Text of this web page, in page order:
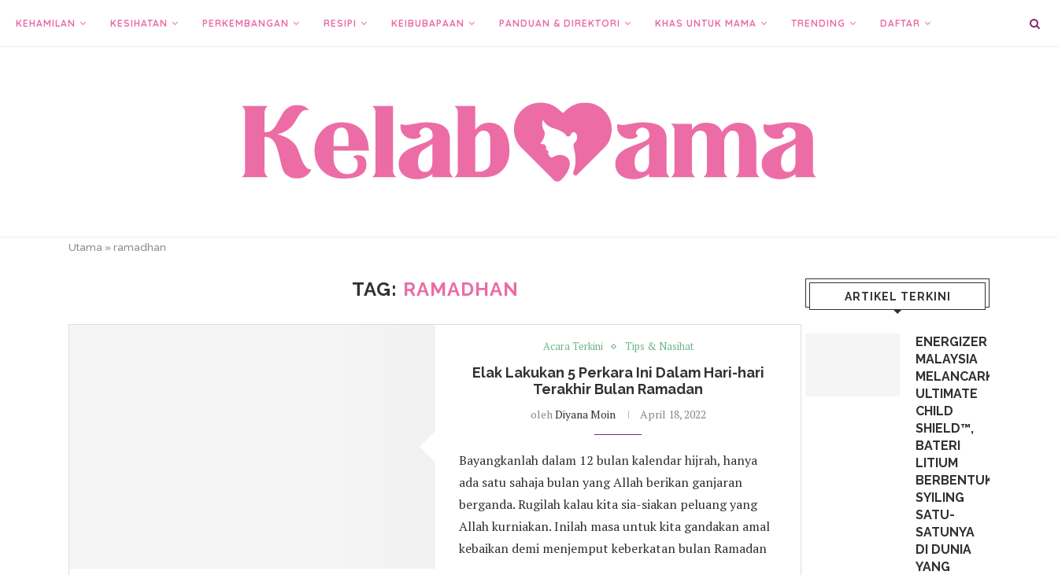
KEHAMILAN KESIHATAN PERKEMBANGAN RESIPI KEIBUBAPAAN PANDUAN & DIREKTORI KHAS UNTUK MAMA TRENDING DAFTAR
Utama » ramadhan
TAG: RAMADHAN
Acara Terkini Tips & Nasihat
Elak Lakukan 5 Perkara Ini Dalam Hari-hari
Terakhir Bulan Ramadan
olehDiyana Moin April 18, 2022
Bayangkanlah dalam 12 bulan kalendar hijrah, hanya
ada satu sahaja bulan yang Allah berikan ganjaran
berganda. Rugilah kalau kita sia-siakan peluang yang
Allah kurniakan. Inilah masa untuk kita gandakan amal
kebaikan demi menjemput keberkatan bulan Ramadan
ARTIKEL TERKINI
ENERGIZER
MALAYSIA
MELANCARKAN
ULTIMATE
CHILD
SHIELD™,
BATERI
LITIUM
BERBENTUK
SYILING
SATU-
SATUNYA
DI DUNIA
YANG